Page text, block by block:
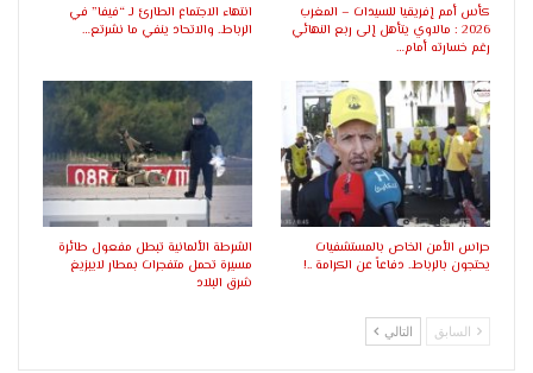
كأس أمم إفريقيا للسيدات – المغرب
2026 : مالاوي يتأهل إلى ربع النهائي
رغم خسارته أمام…
انتهاء الاجتماع الطارئ لـ “فيفا” في
الرباط.. والاتحاد ينفي ما نشرتع…
حراس الأمن الخاص بالمستشفيات
يحتجون بالرباط.. دفاعاً عن الكرامة ..!
الشرطة الألمانية تبطل مفعول طائرة
مسيرة تحمل متفجرات بمطار لايبزيغ
شرق البلاد
السابق التالي